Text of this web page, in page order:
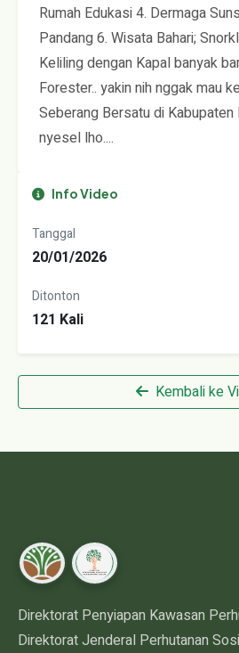
Rumah Edukasi 4. Dermaga
Pandang 6. Wisata Bahari;
Keliling dengan Kapal banyak
Forester.. yakin nih nggak mau
Seberang Bersatu di Kabupaten
nyesel lho....
Info Video
Tanggal
20/01/2026
Ditonton
121 Kali
Kembali ke
Direktorat Penyiapan Kawasan
Direktorat Jenderal Perhutanan